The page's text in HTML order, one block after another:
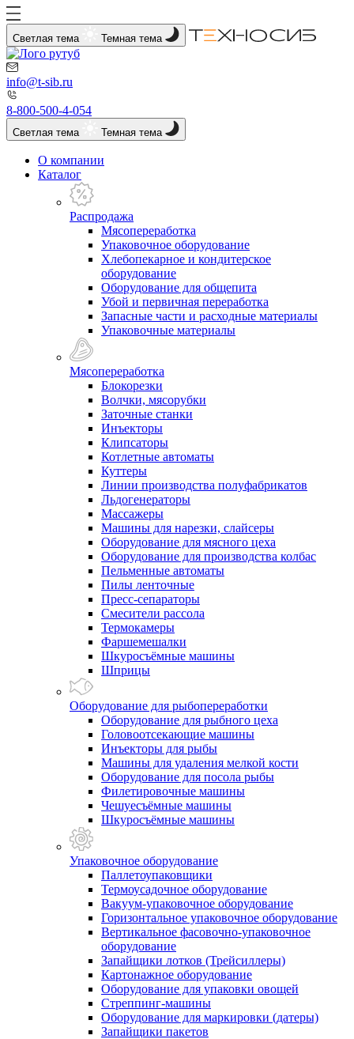
Светлая тема Темная тема
info@t-sib.ru
8-800-500-4-054
Светлая тема Темная тема
О компании
Каталог
Распродажа
Мясопереработка
Упаковочное оборудование
Хлебопекарное и кондитерское
оборудование
Оборудование для общепита
Убой и первичная переработка
Запасные части и расходные материалы
Упаковочные материалы
Мясопереработка
Блокорезки
Волчки, мясорубки
Заточные станки
Инъекторы
Клипсаторы
Котлетные автоматы
Куттеры
Линии производства полуфабрикатов
Льдогенераторы
Массажеры
Машины для нарезки, слайсеры
Оборудование для мясного цеха
Оборудование для производства колбас
Пельменные автоматы
Пилы ленточные
Пресс-сепараторы
Смесители рассола
Термокамеры
Фаршемешалки
Шкуросъёмные машины
Шприцы
Оборудование для рыбопереработки
Оборудование для рыбного цеха
Головоотсекающие машины
Инъекторы для рыбы
Машины для удаления мелкой кости
Оборудование для посола рыбы
Филетировочные машины
Чешуесъёмные машины
Шкуросъёмные машины
Упаковочное оборудование
Паллетоупаковщики
Термоусадочное оборудование
Вакуум-упаковочное оборудование
Горизонтальное упаковочное оборудование
Вертикальное фасовочно-упаковочное
оборудование
Запайщики лотков (Трейсиллеры)
Картонажное оборудование
Оборудование для упаковки овощей
Стреппинг-машины
Оборудование для маркировки (датеры)
Запайщики пакетов